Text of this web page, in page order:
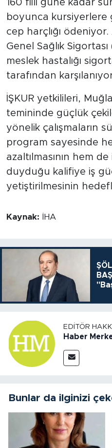
160 fiili güne kadar
boyunca kursiyerlere
cep harçlığı ödeniyor.
Genel Sağlık Sigortası
meslek hastalığı
tarafından
İŞKUR yetkilileri,
temininde güçlük
yönelik çalışmaların
program sayesinde
azaltılmasının hem
duyduğu kalifiye iş
yetiştirilmesinin
Kaynak: İHA
EDITÖR
Haber
Bunlar da ilginizi